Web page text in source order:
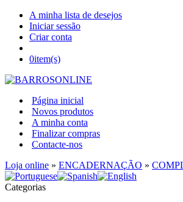
A minha lista de desejos
Iniciar sessão
Criar conta
0item(s)
Página inicial
Novos produtos
A minha conta
Finalizar compras
Contacte-nos
Loja online » ENCADERNAÇÃO »
Categorias